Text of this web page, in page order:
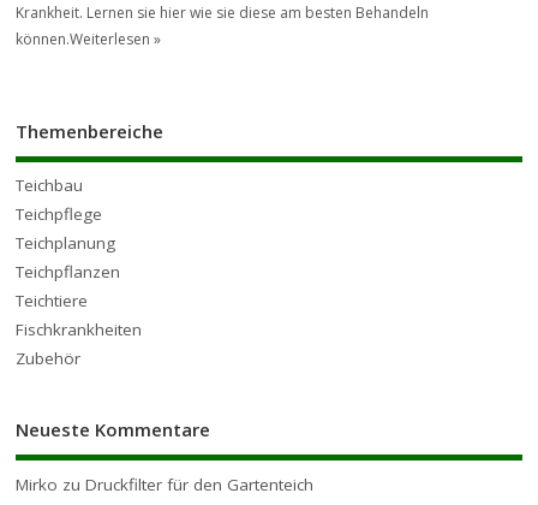
Krankheit. Lernen sie hier wie sie diese am besten Behandeln
können.Weiterlesen »
Themenbereiche
Teichbau
Teichpflege
Teichplanung
Teichpflanzen
Teichtiere
Fischkrankheiten
Zubehör
Neueste Kommentare
Mirko zuDruckfilter für den Gartenteich